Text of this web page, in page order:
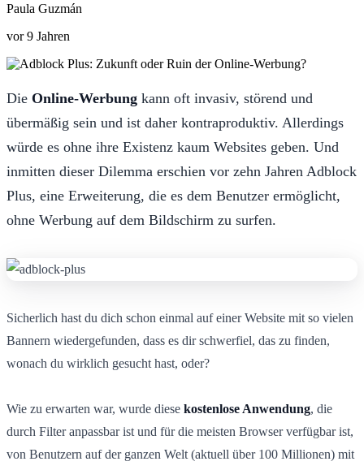
Paula Guzmán
vor 9 Jahren
Die Online-Werbung kann oft invasiv, störend und
übermäßig sein und ist daher kontraproduktiv. Allerdings
würde es ohne ihre Existenz kaum Websites geben. Und
inmitten dieser Dilemma erschien vor zehn Jahren Adblock
Plus, eine Erweiterung, die es dem Benutzer ermöglicht,
ohne Werbung auf dem Bildschirm zu surfen.
Sicherlich hast du dich schon einmal auf einer Website mit so vielen
Bannern wiedergefunden, dass es dir schwerfiel, das zu finden,
wonach du wirklich gesucht hast, oder?
Wie zu erwarten war, wurde diese kostenlose Anwendung, die
durch Filter anpassbar ist und für die meisten Browser verfügbar ist,
von Benutzern auf der ganzen Welt (aktuell über 100 Millionen) mit